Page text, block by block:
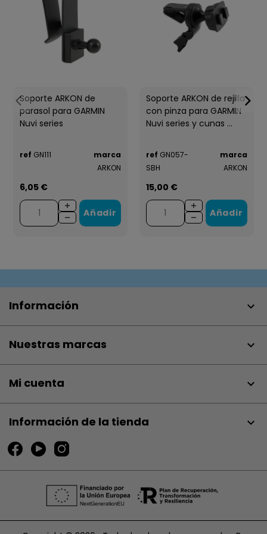
Soporte ARKON de
parasol para GARMIN
Nuvi series
ref GN111
marca
ARKON
6,05 €
Añadir
Soporte ARKON de rejilla
con pinza para GARMIN
Nuvi series y cunas ...
ref GN057-
SBH
marca
ARKON
15,00 €
Añadir
Información 
Nuestras marcas 
Mi cuenta 
Información de la tienda keyboard_arrow_down